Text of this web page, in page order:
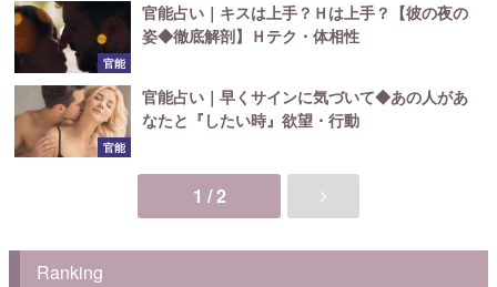
官能
官能占い｜キスは上手？Ｈは上手？【彼の夜の
姿◆徹底解剖】Ｈテク・体相性
官能
官能占い｜早くサインに気づいて◆あの人があ
なたと『したい時』欲望・行動
1 / 2
Ranking